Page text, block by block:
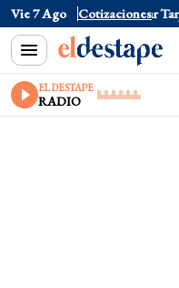
Vie 7 Ago Cotizaciones
$1520 Dólar Tarjeta
EL DESTAPE
RADIO